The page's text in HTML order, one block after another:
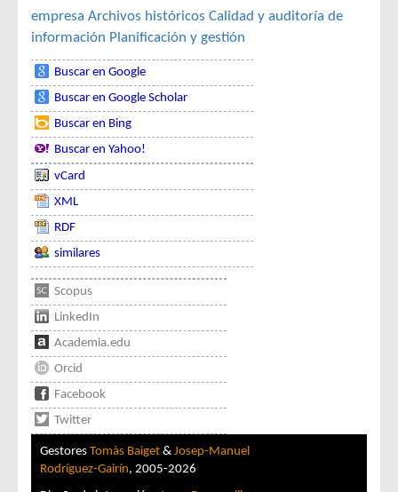
empresa Archivos históricos Calidad y auditoría de
información Planificación y gestión
Buscar en Google
Buscar en Google Scholar
Buscar en Bing
Buscar en Yahoo!
vCard
XML
RDF
similares
Scopus
LinkedIn
Academia.edu
Orcid
Facebook
Twitter
Gestores Tomàs Baiget & Josep-Manuel
Rodríguez-Gairín, 2005-2026